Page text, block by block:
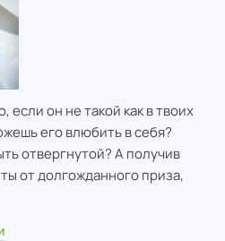
он не такой как в твоих
его влюбить в себя?
отвергнутой? А получив
от долгожданного приза,